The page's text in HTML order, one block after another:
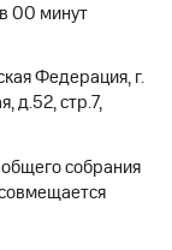
00 минут
Федерация, г.
д.52, стр.7,
собрания